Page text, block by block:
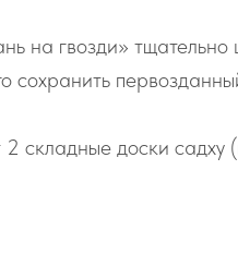
на гвозди»
сохранить
2 складные доски